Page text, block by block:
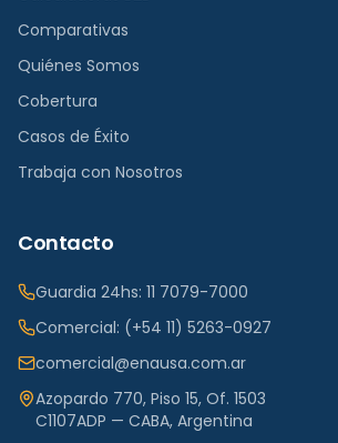
Comparativas
Quiénes Somos
Cobertura
Casos de Éxito
Trabaja con Nosotros
Contacto
Guardia 24hs: 11 7079-7000
Comercial: (+54 11) 5263-0927
comercial@enausa.com.ar
Azopardo 770, Piso 15, Of. 1503
C1107ADP — CABA, Argentina